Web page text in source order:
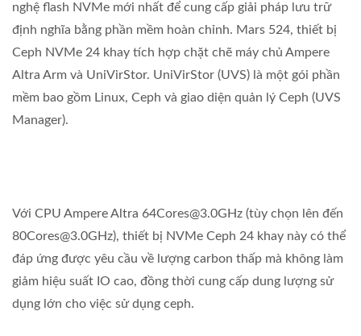
nghệ flash NVMe mới nhất để cung cấp giải pháp lưu trữ
định nghĩa bằng phần mềm hoàn chỉnh. Mars 524, thiết bị
Ceph NVMe 24 khay tích hợp chặt chẽ máy chủ Ampere
Altra Arm và UniVirStor. UniVirStor (UVS) là một gói phần
mềm bao gồm Linux, Ceph và giao diện quản lý Ceph (UVS
Manager).
Với CPU Ampere Altra 64Cores@3.0GHz (tùy chọn lên đến
80Cores@3.0GHz), thiết bị NVMe Ceph 24 khay này có thể
đáp ứng được yêu cầu về lượng carbon thấp mà không làm
giảm hiệu suất IO cao, đồng thời cung cấp dung lượng sử
dụng lớn cho việc sử dụng ceph.